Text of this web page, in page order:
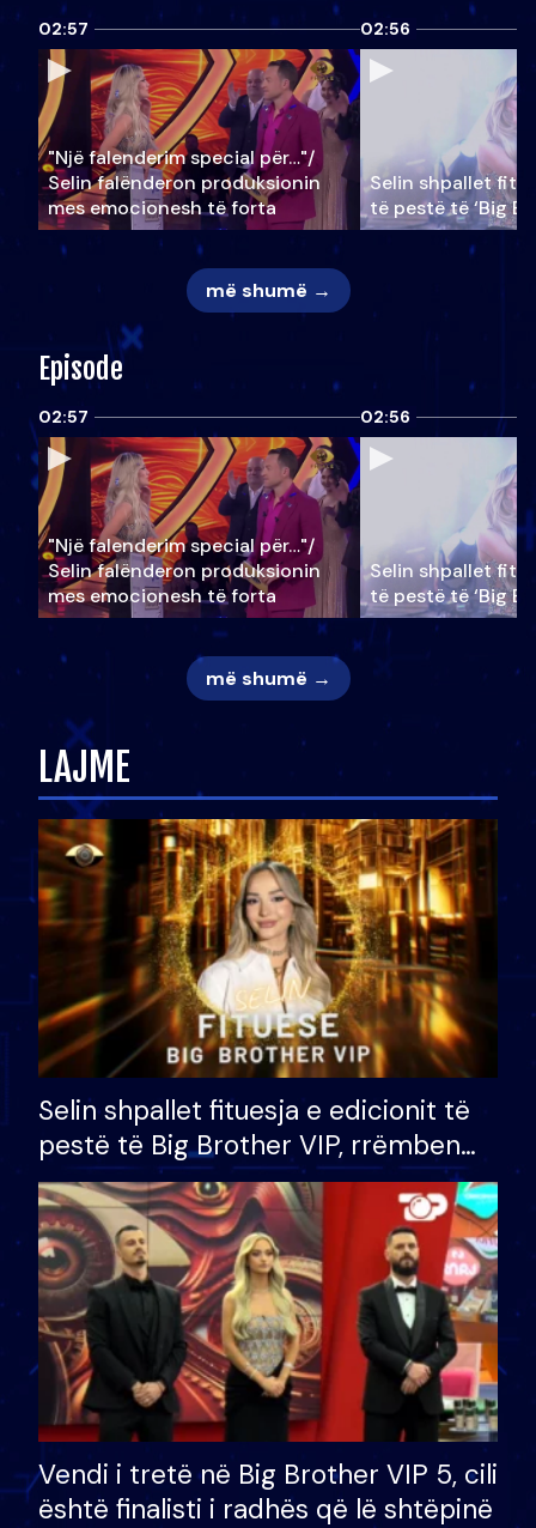
02:57
"Një falenderim special për…"/
Selin falënderon produksionin
mes emocionesh të forta
02:56
Selin shpallet
të pestë të ‘Big
më shumë →
Episode
02:57
"Një falenderim special për…"/
Selin falënderon produksionin
mes emocionesh të forta
02:56
Selin shpallet
të pestë të ‘Big
më shumë →
LAJME
Selin shpallet fituesja e edicionit të
pestë të Big Brother VIP, rrëmben
çmimin e madh prej 100 mijë eurosh
Vendi i tretë në Big Brother VIP 5, cili
është finalisti i radhës që lë shtëpinë